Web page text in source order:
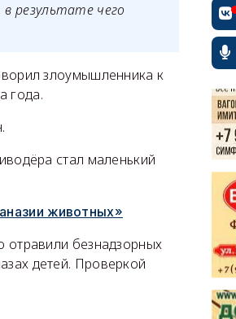
результате чего
злоумышленника к
года.
стал маленький
животных»
отравили безнадзорных
детей. Проверкой